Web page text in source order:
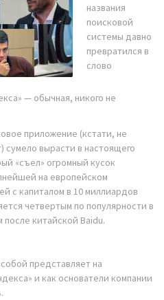
названия
поисковой
системы давно
превратился в
слово
— обычная, никого не
приложение (кстати, не
сумело вырасти в настоящего
«съел» огромный кусок
на европейском
с капиталом в 10 миллиардов
четвертым по популярности в
китайской Baidu.
представляет на
и как основатели компании